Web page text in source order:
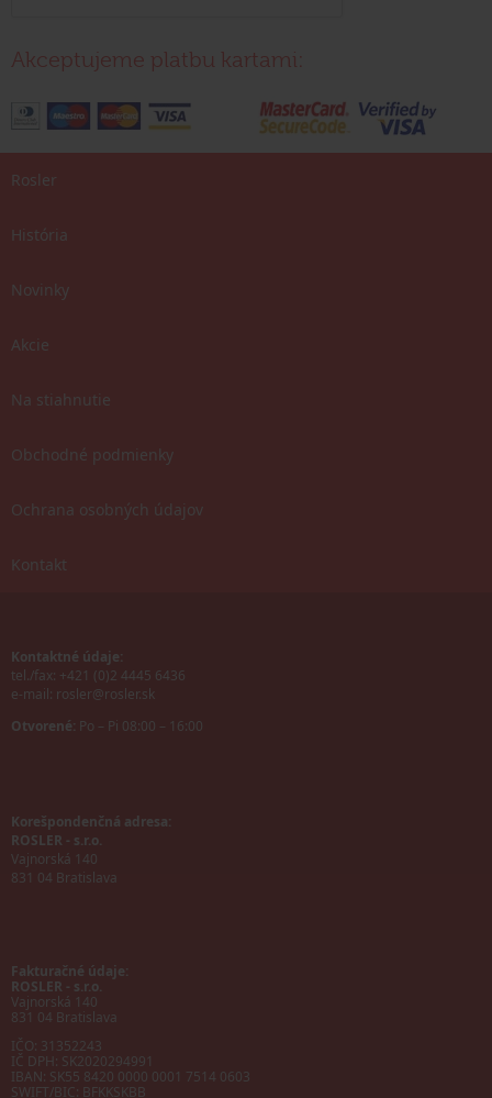
Akceptujeme platbu kartami:
Rosler
História
Novinky
Akcie
Na stiahnutie
Obchodné podmienky
Ochrana osobných údajov
Kontakt
Kontaktné údaje:
tel./fax: +421 (0)2 4445 6436
e-mail: rosler@rosler.sk
Otvorené: Po – Pi 08:00 – 16:00
Korešpondenčná adresa:
ROSLER - s.r.o.
Vajnorská 140
831 04 Bratislava
Fakturačné údaje:
ROSLER - s.r.o.
Vajnorská 140
831 04 Bratislava
IČO: 31352243
IČ DPH: SK2020294991
IBAN: SK55 8420 0000 0001 7514 0603
SWIFT/BIC: BFKKSKBB